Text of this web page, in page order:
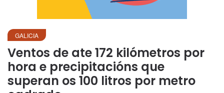
GALICIA
Ventos de ate 172 kilómetros por
hora e precipitacións que
superan os 100 litros por metro